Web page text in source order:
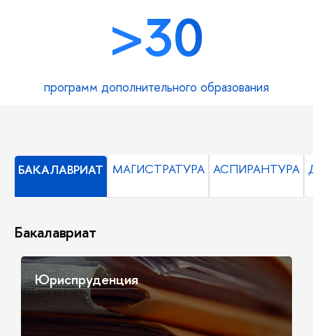
>30
программ дополнительного образования
БАКАЛАВРИАТ МАГИСТРАТУРА АСПИРАНТУРА
Бакалавриат
Юриспруденция